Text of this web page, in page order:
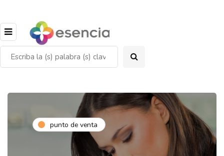
punto de venta